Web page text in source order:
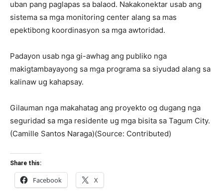
uban pang paglapas sa balaod. Nakakonektar usab ang
sistema sa mga monitoring center alang sa mas
epektibong koordinasyon sa mga awtoridad.
Padayon usab nga gi-awhag ang publiko nga
makigtambayayong sa mga programa sa siyudad alang sa
kalinaw ug kahapsay.
Gilauman nga makahatag ang proyekto og dugang nga
seguridad sa mga residente ug mga bisita sa Tagum City.
(Camille Santos Naraga)(Source: Contributed)
Share this:
Facebook X